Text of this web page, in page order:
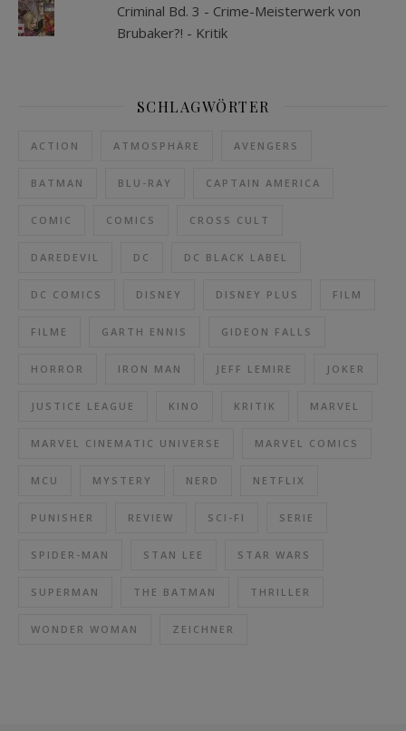
Criminal Bd. 3 - Crime-Meisterwerk von
Brubaker?! - Kritik
SCHLAGWÖRTER
ACTION ATMOSPHÄRE AVENGERS
BATMAN BLU-RAY CAPTAIN AMERICA
COMIC COMICS CROSS CULT
DAREDEVIL DC DC BLACK LABEL
DC COMICS DISNEY DISNEY PLUS FILM
FILME GARTH ENNIS GIDEON FALLS
HORROR IRON MAN JEFF LEMIRE JOKER
JUSTICE LEAGUE KINO KRITIK MARVEL
MARVEL CINEMATIC UNIVERSE MARVEL COMICS
MCU MYSTERY NERD NETFLIX
PUNISHER REVIEW SCI-FI SERIE
SPIDER-MAN STAN LEE STAR WARS
SUPERMAN THE BATMAN THRILLER
WONDER WOMAN ZEICHNER